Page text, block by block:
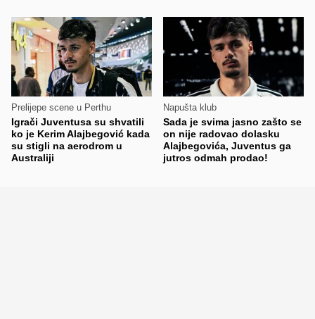
Prelijepe scene u Perthu
Igrači Juventusa su shvatili
ko je Kerim Alajbegović kada
su stigli na aerodrom u
Australiji
Napušta klub
Sada je svima jasno zašto se
on nije radovao dolasku
Alajbegovića, Juventus ga
jutros odmah prodao!